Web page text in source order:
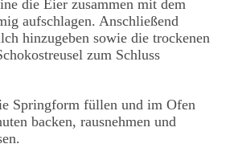
die Eier zusammen mit dem
aufschlagen. Anschließend
hinzugeben sowie die trockenen
zum Schluss
Springform füllen und im Ofen
backen, rausnehmen und